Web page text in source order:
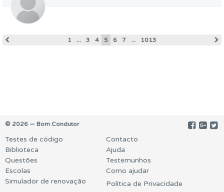
1 ... 3 4 5 6 7 ... 1013
© 2026 — Bom Condutor
Testes de código
Biblioteca
Questões
Escolas
Simulador de renovação
Contacto
Ajuda
Testemunhos
Como ajudar
Política de Privacidade